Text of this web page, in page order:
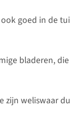
goed in de
bladeren,
weliswaar